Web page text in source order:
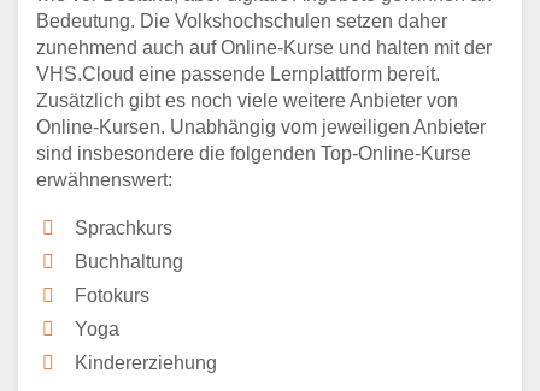
Bedeutung. Die Volkshochschulen setzen daher
zunehmend auch auf Online-Kurse und halten mit der
VHS.Cloud eine passende Lernplattform bereit.
Zusätzlich gibt es noch viele weitere Anbieter von
Online-Kursen. Unabhängig vom jeweiligen Anbieter
sind insbesondere die folgenden Top-Online-Kurse
erwähnenswert:
Sprachkurs
Buchhaltung
Fotokurs
Yoga
Kindererziehung